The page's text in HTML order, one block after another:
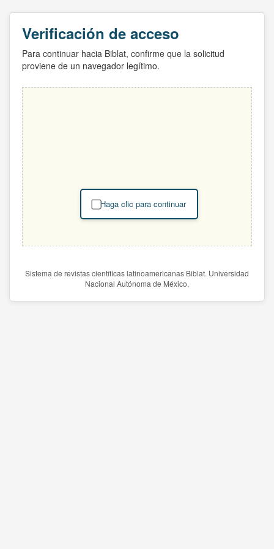
Verificación de acceso
Para continuar hacia Biblat, confirme que la solicitud
proviene de un navegador legítimo.
Haga clic para continuar
Sistema de revistas científicas latinoamericanas Biblat. Universidad
Nacional Autónoma de México.